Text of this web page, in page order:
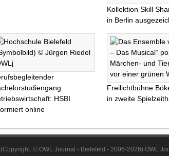
Kollektion Skill
in Berlin
HSBI
online
Freilichtbühne
in zweite
© OWL Journal - Bielefeld - 2006-2026) OWL